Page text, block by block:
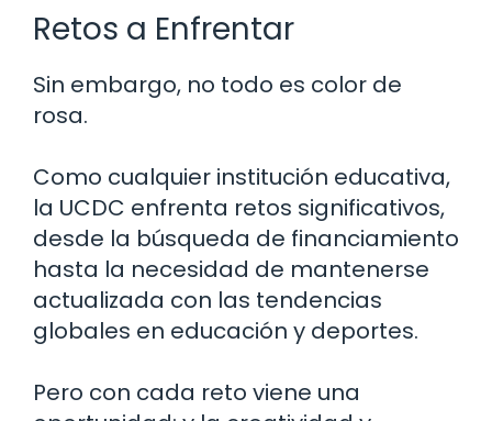
Retos a Enfrentar
Sin embargo, no todo es color de
rosa.
Como cualquier institución educativa,
la UCDC enfrenta retos significativos,
desde la búsqueda de financiamiento
hasta la necesidad de mantenerse
actualizada con las tendencias
globales en educación y deportes.
Pero con cada reto viene una